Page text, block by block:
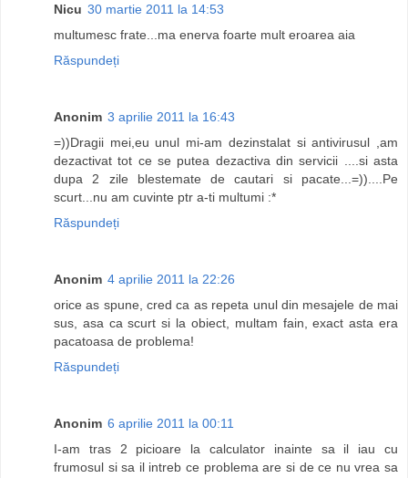
Nicu 30 martie 2011 la 14:53
multumesc frate...ma enerva foarte mult eroarea aia
Răspundeți
Anonim 3 aprilie 2011 la 16:43
=))Dragii mei,eu unul mi-am dezinstalat si antivirusul ,am
dezactivat tot ce se putea dezactiva din servicii ....si asta
dupa 2 zile blestemate de cautari si pacate...=))....Pe
scurt...nu am cuvinte ptr a-ti multumi :*
Răspundeți
Anonim 4 aprilie 2011 la 22:26
orice as spune, cred ca as repeta unul din mesajele de mai
sus, asa ca scurt si la obiect, multam fain, exact asta era
pacatoasa de problema!
Răspundeți
Anonim 6 aprilie 2011 la 00:11
I-am tras 2 picioare la calculator inainte sa il iau cu
frumosul si sa il intreb ce problema are si de ce nu vrea sa